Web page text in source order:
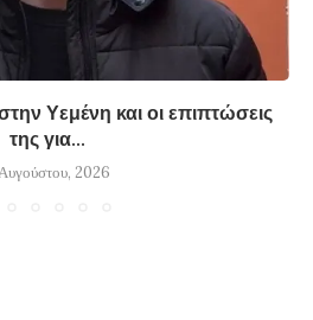
Υεμένη και οι επιπτώσεις
της για...
2026